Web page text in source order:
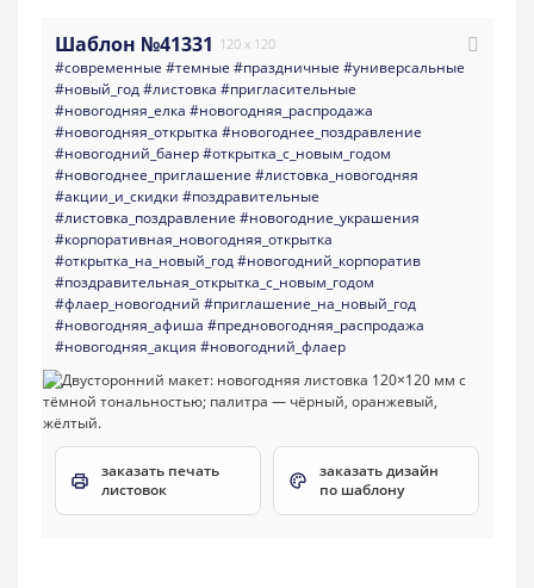
Шаблон №41331 120 x 120
#современные #темные #праздничные #универсальные
#новый_год#листовка #пригласительные
#новогодняя_елка #новогодняя_распродажа
#новогодняя_открытка #новогоднее_поздравление
#новогодний_банер#открытка_с_новым_годом
#новогоднее_приглашение #листовка_новогодняя
#акции_и_скидки #поздравительные
#листовка_поздравление #новогодние_украшения
#корпоративная_новогодняя_открытка
#открытка_на_новый_год#новогодний_корпоратив
#поздравительная_открытка_с_новым_годом
#флаер_новогодний #приглашение_на_новый_год
#новогодняя_афиша #предновогодняя_распродажа
#новогодняя_акция #новогодний_флаер
заказать печать
листовок
заказать дизайн
по шаблону